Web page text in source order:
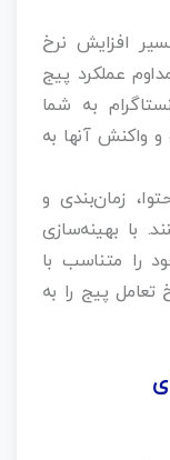
افزایش نرخ
عملکرد پیج
به شما
و واکنش آنها به
زمان‌بندی و
با بهینه‌سازی
را متناسب با
تعامل پیج را به